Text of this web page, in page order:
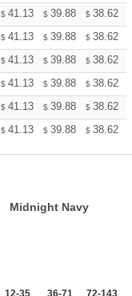
$ 41.13 $ 39.88 $ 38.62
$ 41.13 $ 39.88 $ 38.62
$ 41.13 $ 39.88 $ 38.62
$ 41.13 $ 39.88 $ 38.62
$ 41.13 $ 39.88 $ 38.62
$ 41.13 $ 39.88 $ 38.62
Midnight Navy
12-35 36-71 72-143